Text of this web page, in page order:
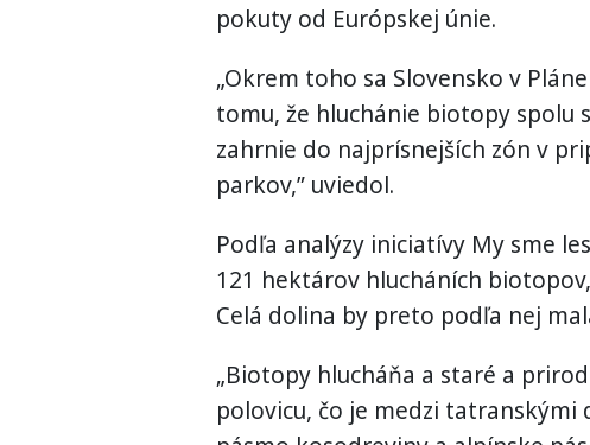
pokuty od Európskej únie.
„Okrem toho sa Slovensko v
tomu, že hluchánie biotopy spolu
zahrnie do najprísnejších zón v
parkov,” uviedol.
Podľa analýzy iniciatívy My sme
121 hektárov hlucháních
Celá dolina by preto podľa nej
„Biotopy hlucháňa a staré a
polovicu, čo je medzi